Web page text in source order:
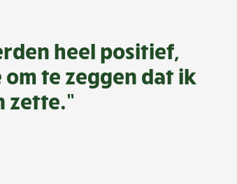
heel positief,
te zeggen dat ik
zette.”